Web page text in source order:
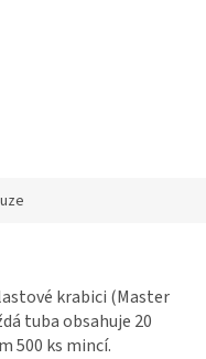
krabici (Master
tuba obsahuje 20
500 ks mincí.